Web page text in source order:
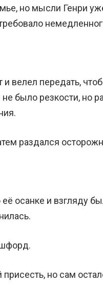
но мысли Генри
и велел передать,
было резкости, но
раздался
осанке и взгляду
но сам